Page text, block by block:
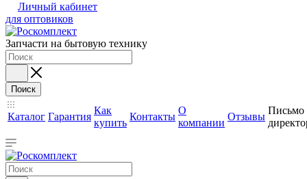
Личный кабинет
для оптовиков
Запчасти на бытовую технику
Поиск
Каталог Гарантия
Как
купить
Контакты
О
компании
Отзывы
Письмо